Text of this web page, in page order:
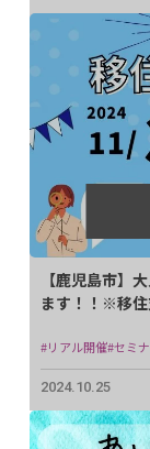
【鹿児島市】
ます！！※移住
#リアル開催#セミ
2024.10.25